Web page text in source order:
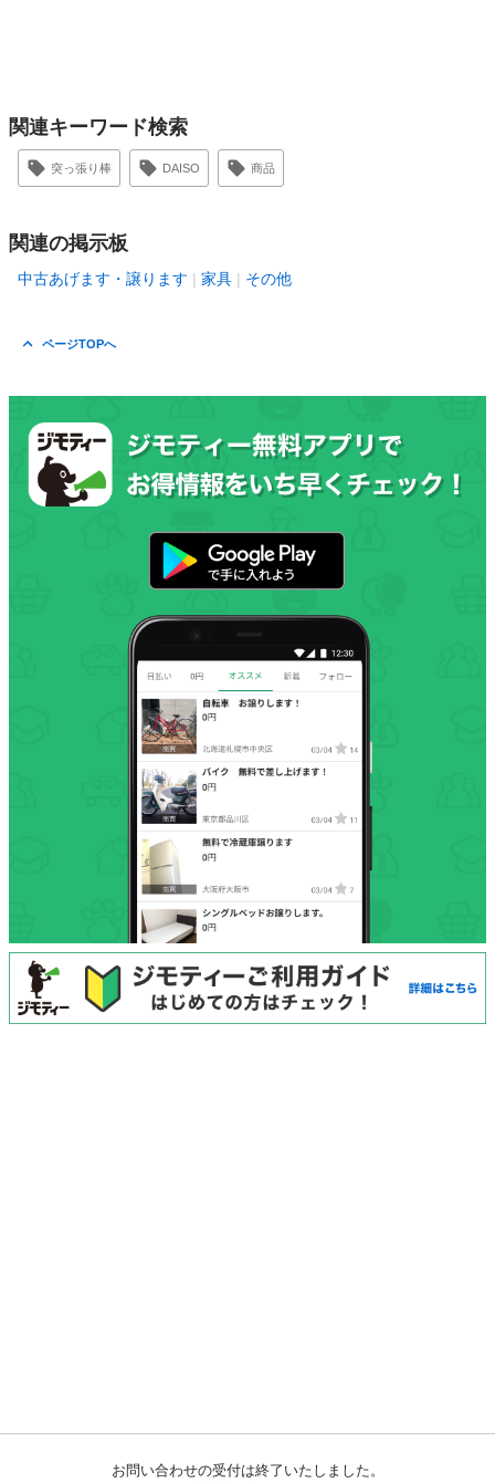
お問い合わせの受付は終了いたしました。
関連キーワード検索
突っ張り棒 DAISO 商品
関連の掲示板
中古あげます・譲ります 家具 その他
ページTOPへ